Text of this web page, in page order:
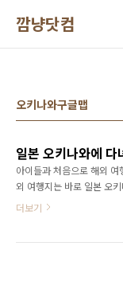
깜냥닷컴
오키나와구글맵
일본 오키나와에 다
아이들과 처음으로 해외
외 여행지는 바로 일본 오
친구들중에 비행기 안타본
더보기